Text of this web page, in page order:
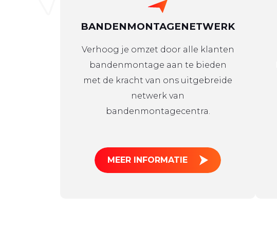
BANDENMONTAGENETWERK
Verhoog je omzet door alle klanten
bandenmontage aan te bieden
met de kracht van ons uitgebreide
netwerk van
bandenmontagecentra.
MEER INFORMATIE